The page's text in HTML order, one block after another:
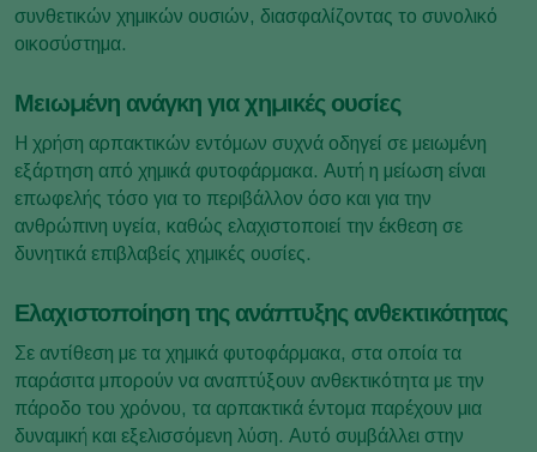
συνθετικών χημικών ουσιών, διασφαλίζοντας το συνολικό
οικοσύστημα.
Μειωμένη ανάγκη για χημικές ουσίες
Η χρήση αρπακτικών εντόμων συχνά οδηγεί σε μειωμένη
εξάρτηση από χημικά φυτοφάρμακα. Αυτή η μείωση είναι
επωφελής τόσο για το περιβάλλον όσο και για την
ανθρώπινη υγεία, καθώς ελαχιστοποιεί την έκθεση σε
δυνητικά επιβλαβείς χημικές ουσίες.
Ελαχιστοποίηση της ανάπτυξης ανθεκτικότητας
Σε αντίθεση με τα χημικά φυτοφάρμακα, στα οποία τα
παράσιτα μπορούν να αναπτύξουν ανθεκτικότητα με την
πάροδο του χρόνου, τα αρπακτικά έντομα παρέχουν μια
δυναμική και εξελισσόμενη λύση. Αυτό συμβάλλει στην